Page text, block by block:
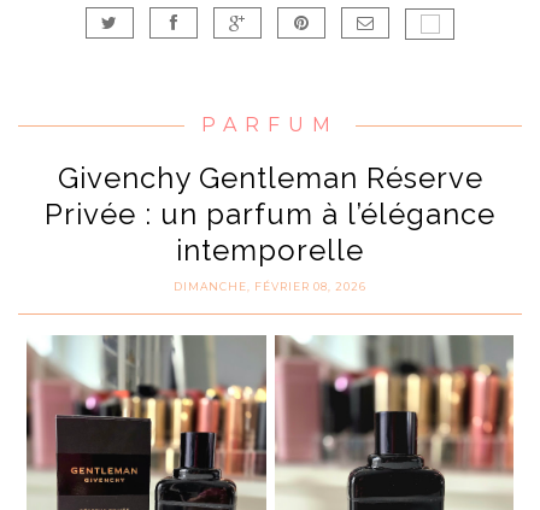
PARFUM
Givenchy Gentleman Réserve
Privée : un parfum à l’élégance
intemporelle
DIMANCHE, FÉVRIER 08, 2026